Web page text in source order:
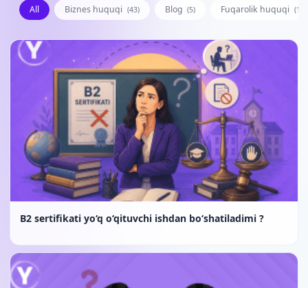
All Biznes huquqi (43) Blog (5) Fuqarolik huquqi
B2 sertifikati yo‘q o‘qituvchi ishdan bo‘shatiladimi ?